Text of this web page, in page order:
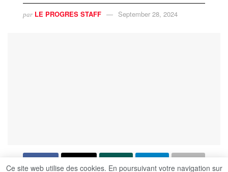
par LE PROGRES STAFF September 28, 2024
Ce site web utilise des cookies. En poursuivant votre navigation sur